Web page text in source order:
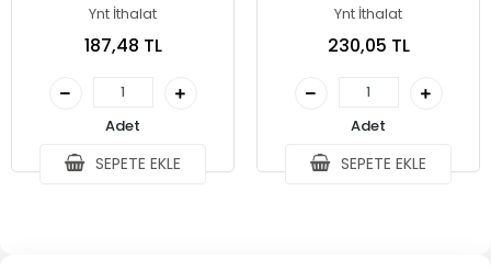
Ynt İthalat
187,48 TL
Adet
SEPETE EKLE
Ynt İthalat
230,05 TL
Adet
SEPETE EKLE